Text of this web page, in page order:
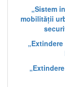
„Sistem
mobilității